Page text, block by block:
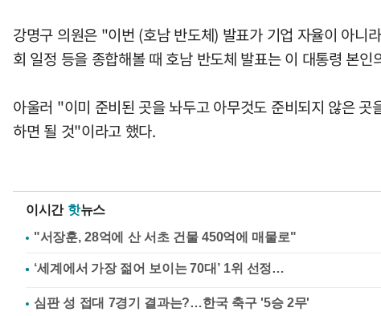
강명구 의원은 "이번 (호남 반도체) 발표가 기업 자율이 아니
회 일정 등을 종합해볼 때 호남 반도체 발표는 이 대통령 본
아울러 "이미 준비된 곳을 놔두고 아무것도 준비되지 않은
하면 될 것"이라고 했다.
이시간 핫뉴스
"서장훈, 28억에 산 서초 건물 450억에 매물로"
심판 성 접대 7경기 결과는?…한국 축구 '5승 2무'